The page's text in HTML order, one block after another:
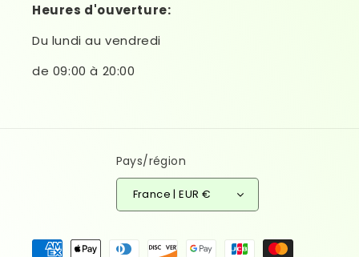
Heures d'ouverture:
Du lundi au vendredi
de 09:00 à 20:00
Pays/région
France | EUR €